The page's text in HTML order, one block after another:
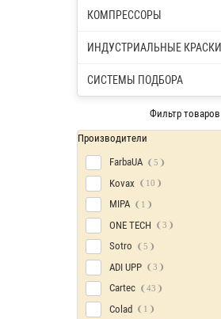
КОМПРЕССОРЫ
ИНДУСТРИАЛЬНЫЕ КРАСКИ
СИСТЕМЫ ПОДБОРА
Фильтр товаров
Производители
FarbaUA
5
Kovax 10
MIPA 1
ONE TECH 3
Sotro 5
ADI UPP 3
Cartec 43
Colad 1